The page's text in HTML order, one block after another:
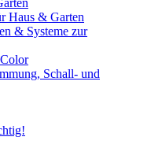
Haus & Garten
& Systeme zur
Schall- und